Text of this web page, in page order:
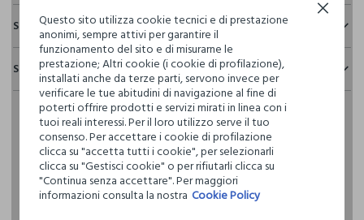
Composizione:
100% POLIESTERE
NON CANDEGGIARE
TEMPERATURA MASSIMA 40°C - PROCEDURA DELICATA
LAVAGGIO A SECCO PROFESSIONALE CON
TETRACLOROETILENE E TUTTI I SOLVENTI INDICATI CON IL
SEGNO F - PROCEDURA NORMALE
Sostenibilità e trasparenza
Sicurezza
Il 100% dei nostri articoli viene sottoposto a test chimico-
fisici, per verificarne il rispetto dei limiti che abbiamo
definito per l’uso di sostanze chimiche, talvolta anche più
restrittivi rispetto a quelli previsti dalla normativa
internazionale.
Clicca qui per vedere i dettagli
I nostri fornitori
Spedizione e resi
Hai fino a 30 giorni dalla consegna del tuo ordine online per
cambiare idea e restituire i prodotti che hai acquistato.
Questo sito utilizza cookie tecnici e di prestazione
anonimi, sempre attivi per garantire il
funzionamento del sito e di misurarne le
prestazione; Altri cookie (i cookie di profilazione),
installati anche da terze parti, servono invece per
verificare le tue abitudini di navigazione al fine di
poterti offrire prodotti e servizi mirati in linea con i
tuoi reali interessi. Per il loro utilizzo serve il tuo
consenso. Per accettare i cookie di profilazione
clicca su "accetta tutti i cookie", per selezionarli
clicca su "Gestisci cookie" o per rifiutarli clicca su
"Continua senza accettare". Per maggiori
informazioni consulta la nostra Cookie Policy
Continua senza accettare